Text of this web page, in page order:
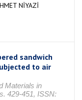
NİYAZİ
sandwich
to air
Materials in
429-451, ISSN: